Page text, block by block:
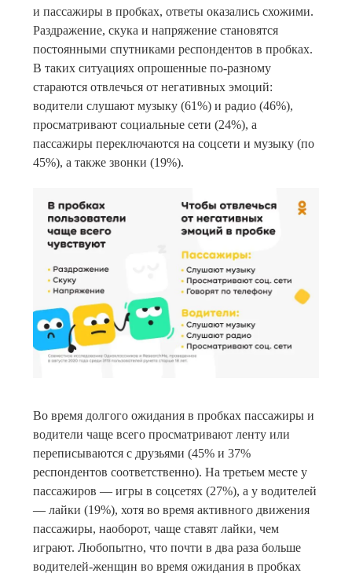
и пассажиры в пробках, ответы оказались схожими.
Раздражение, скука и напряжение становятся
постоянными спутниками респондентов в пробках.
В таких ситуациях опрошенные по-разному
стараются отвлечься от негативных эмоций:
водители слушают музыку (61%) и радио (46%),
просматривают социальные сети (24%), а
пассажиры переключаются на соцсети и музыку (по
45%), а также звонки (19%).
Во время долгого ожидания в пробках пассажиры и
водители чаще всего просматривают ленту или
переписываются с друзьями (45% и 37%
респондентов соответственно). На третьем месте у
пассажиров — игры в соцсетях (27%), а у водителей
— лайки (19%), хотя во время активного движения
пассажиры, наоборот, чаще ставят лайки, чем
играют. Любопытно, что почти в два раза больше
водителей-женщин во время ожидания в пробках